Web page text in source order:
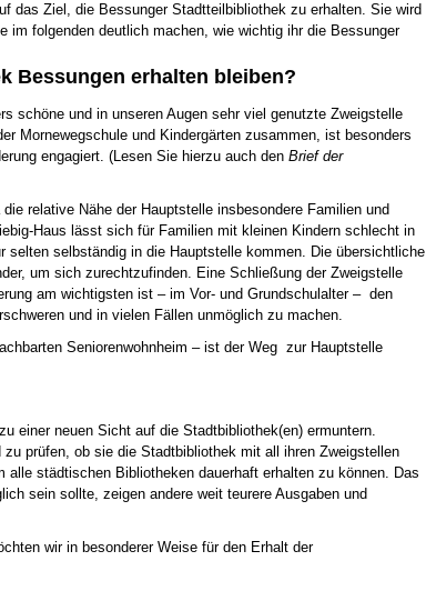
das Ziel, die Bessunger Stadtteilbibliothek zu erhalten. Sie wird
im folgenden deutlich machen, wie wichtig ihr die Bessunger
Bessungen erhalten bleiben?
schöne und in unseren Augen sehr viel genutzte Zweigstelle
Mornewegschule und Kindergärten zusammen, ist besonders
engagiert. (Lesen Sie hierzu auch den Brief der
relative Nähe der Hauptstelle insbesondere Familien und
Haus lässt sich für Familien mit kleinen Kindern schlecht in
selten selbständig in die Hauptstelle kommen. Die übersichtliche
um sich zurechtzufinden. Eine Schließung der Zweigstelle
am wichtigsten ist – im Vor- und Grundschulalter – den
und in vielen Fällen unmöglich zu machen.
Seniorenwohnheim – ist der Weg zur Hauptstelle
einer neuen Sicht auf die Stadtbibliothek(en) ermuntern.
prüfen, ob sie die Stadtbibliothek mit all ihren Zweigstellen
städtischen Bibliotheken dauerhaft erhalten zu können. Das
sein sollte, zeigen andere weit teurere Ausgaben und
wir in besonderer Weise für den Erhalt der